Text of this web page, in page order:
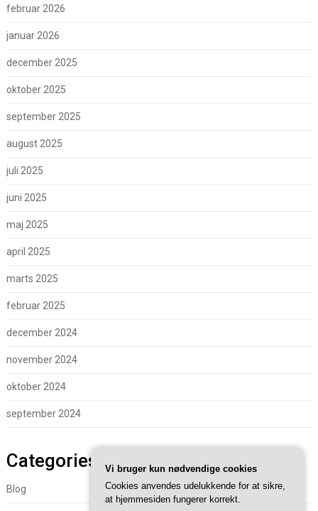
februar 2026
januar 2026
december 2025
oktober 2025
september 2025
august 2025
juli 2025
juni 2025
maj 2025
april 2025
marts 2025
februar 2025
december 2024
november 2024
oktober 2024
september 2024
Categories
Blog
Vi bruger kun nødvendige cookies
Cookies anvendes udelukkende for at sikre,
at hjemmesiden fungerer korrekt.